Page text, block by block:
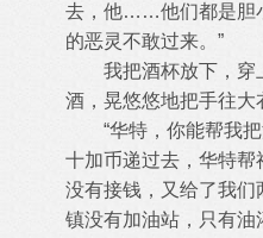
去，他……他们都是胆
的恶灵不敢过来。”
我把酒杯放下，穿
酒，晃悠悠地把手往大
“华特，你能帮我把
十加币递过去，华特帮
没有接钱，又给了我们
镇没有加油站，只有